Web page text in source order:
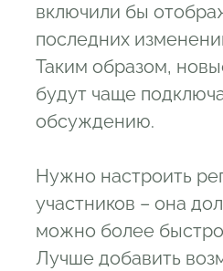
включили бы
последних
Таким образом,
будут чаще
обсуждению.
Нужно настроить
участников – она
можно более
Лучше добавить